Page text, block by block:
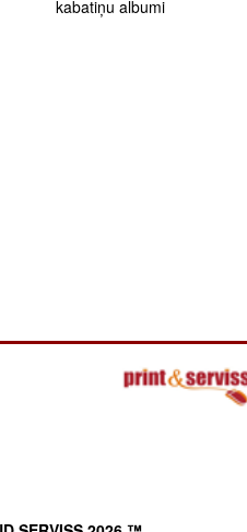
kabatiņu albumi